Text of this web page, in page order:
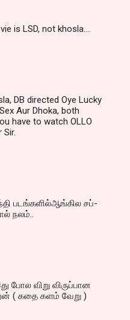
is LSD, not khosla....
DB directed Oye Lucky
Aur Dhoka, both
have to watch OLLO
படங்களில்ஆங்கில சப்-
நலம்..
போல விறு விருப்பான
( கதை களம் வேறு )